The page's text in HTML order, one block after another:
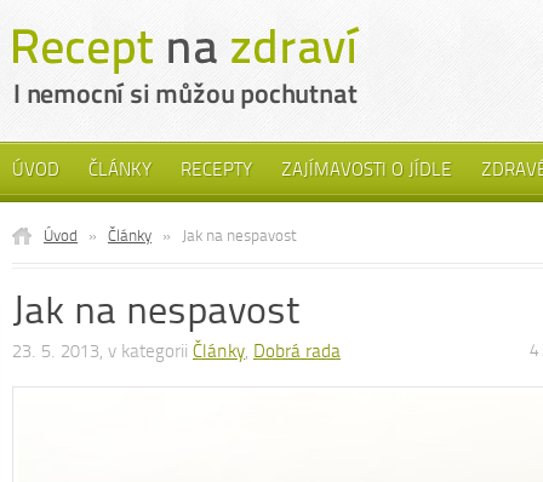
ÚVOD ČLÁNKY RECEPTY ZAJÍMAVOSTI O JÍDLE
Úvod » Články » Jak na nespavost
Jak na nespavost
23. 5. 2013, v kategorii Články, Dobrá rada 4